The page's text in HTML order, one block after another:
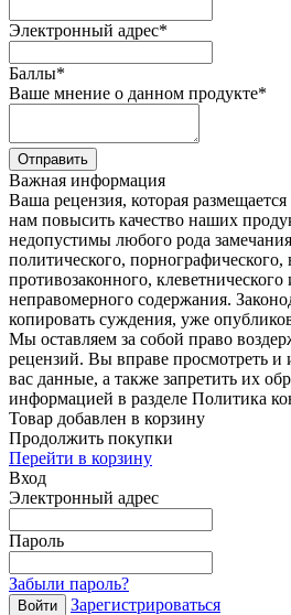
Электронный адрес*
Баллы*
Ваше мнение о данном продукте*
Отправить
Важная информация
Ваша рецензия, которая
нам повысить качество наших
недопустимы любого рода
политического, порнографического,
противозаконного,
неправомерного содержания.
копировать суждения, уже
Мы оставляем за собой право
рецензий. Вы вправе просмотреть и
вас данные, а также запретить их
информацией в разделе Политика
Товар добавлен в корзину
Продолжить покупки
Перейти в корзину
Вход
Электронный адрес
Пароль
Забыли пароль?
Войти
Зарегистрироваться